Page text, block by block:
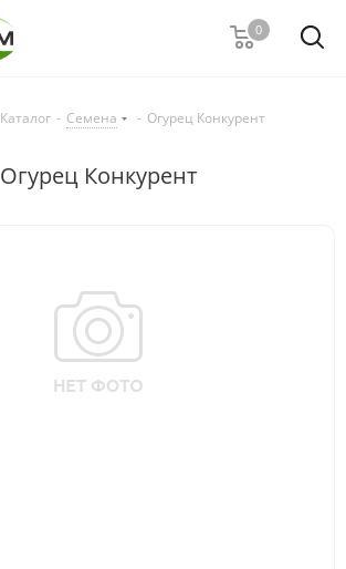
0
Каталог - Семена - Огурец Конкурент
Огурец Конкурент